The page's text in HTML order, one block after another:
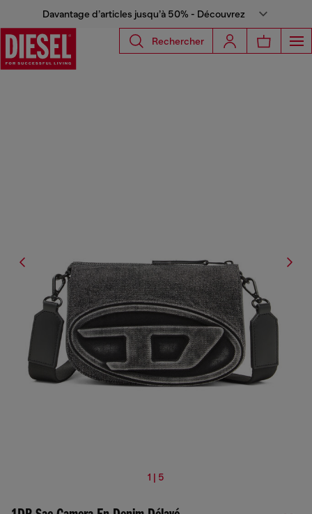
Davantage d’articles jusqu’à 50% - Découvrez
Rechercher
1 | 5